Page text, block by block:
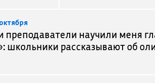
преподаватели научили меня
школьники рассказывают об